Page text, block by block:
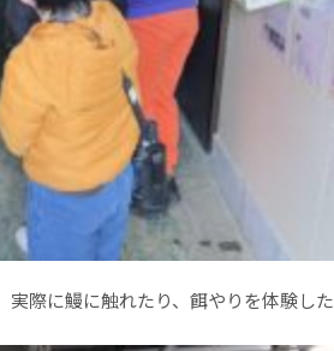
実際に鰻に触れたり、餌やりを体験した